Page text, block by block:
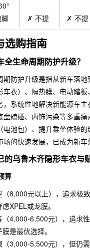
桌
✗ 不提
供
✗ 不提
供
深
流程
流程
<2% ❤️%
中等 中等
选购指南
生命周期防护升级？
期防护升级是指从新车落
车衣）、隔热膜、电动踏
，系统性地解决新能源车
盘磕碰、内饰污染等多重
电池包）、提升乘坐体验
的快速发展，已成为新车
乌鲁木齐隐形车衣与
算
（8,000元以上），追求极
XPEL或龙膜。
4,000-6,500元），追求性
是最优选择。
（3,000-5,500元），但仍